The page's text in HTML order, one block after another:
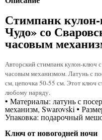
Стимпанк
Чудо» со
часовым
Авторский стимпанк кулон-ключ
часовым механизмом. Латунь с
см, цепочка 50-55 см. Этот ключ
любому наряду.
• Материалы: латунь с
механизм, Swarovski •
Упаковка: подарочный
Ключ от новогодней ночи